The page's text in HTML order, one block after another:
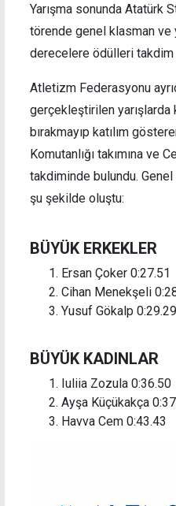
Yarışma sonunda Atatürk
törende genel klasman
derecelere ödülleri takdim
Atletizm Federasyonu
gerçekleştirilen yarışlarda
bırakmayıp katılım
Komutanlığı takımına ve
takdiminde bulundu.
şu şekilde oluştu:
BÜYÜK ERKEKLER
Ersan Çoker 0:27.51
Cihan Menekşeli
Yusuf Gökalp 0:29.29
BÜYÜK KADINLAR
Iuliia Zozula 0:36.50
Ayşa Küçükakça
Havva Cem 0:43.43